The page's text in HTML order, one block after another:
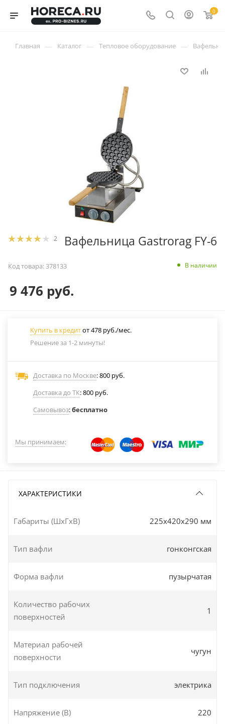
0
Главная — Каталог — Тепловое оборудование —
2 Вафельница Gastrorag FY-6
Код товара:378133 В наличии
9 476 руб.
Купить в кредитот 478 руб./мес.
Решение за 1-2 минуты!
Доставка по Москве: 800 руб.
Доставка до ТК: 800 руб.
Самовывоз:бесплатно
Мы принимаем:
ХАРАКТЕРИСТИКИ
Габариты (ШxГxВ) 225x420x290 мм
Тип вафли гонконгская
Форма вафли пузырчатая
Количество рабочих
поверхностей
1
Материал рабочей
поверхности
чугун
Тип подключения электрика
Напряжение (В) 220